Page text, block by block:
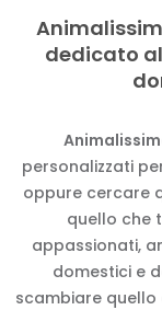
dedicato
personalizzati
oppure cercare
quello che
appassionati,
domestici e
scambiare quello